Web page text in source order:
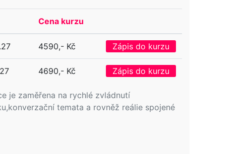
je zaměřena na rychlé zvládnutí
temata a rovněž reálie spojené
Cena kurzu
4590,- Kč Zápis do kurzu
4690,- Kč Zápis do kurzu